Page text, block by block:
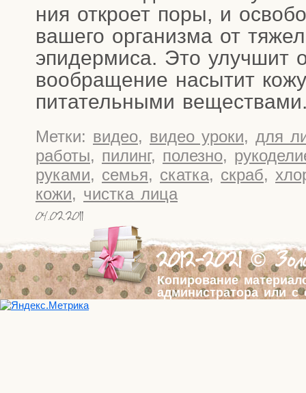
ния откро­ет поры, и
ваше­го орга­низ­ма от
эпи­дер­ми­са. Это улуч­шит
во­об­ра­ще­ние насы­тит
пита­тель­ны­ми
Метки: видео, видео уроки, для
работы, пилинг, полезно,
руками, семья, скатка, скраб,
кожи, чистка лица
04.02.2011
2012-2021 ©
Копирование
администратора или с